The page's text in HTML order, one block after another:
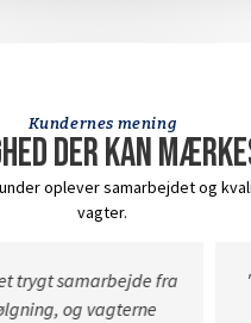
Kundernes mening
der kan
oplever samarbejdet og
vagter.
os med flere opgaver og
været pædagogiske,